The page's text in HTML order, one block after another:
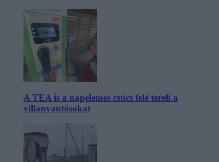
A TEA is a napelemes csúcs felé tereli a
villanyautósokat